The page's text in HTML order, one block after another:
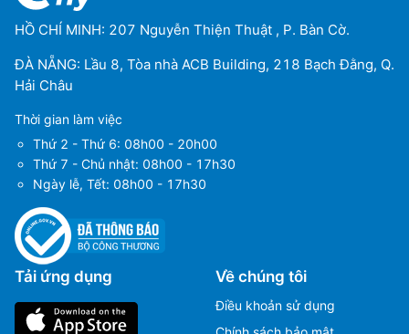
HỒ CHÍ MINH: 207 Nguyễn Thiện Thuật , P. Bàn Cờ.
ĐÀ NẴNG: Lầu 8, Tòa nhà ACB Building, 218 Bạch Đằng, Q.
Hải Châu
Thời gian làm việc
Thứ 2 - Thứ 6: 08h00 - 20h00
Thứ 7 - Chủ nhật: 08h00 - 17h30
Ngày lễ, Tết: 08h00 - 17h30
Tải ứng dụng Về chúng tôi
Điều khoản sử dụng